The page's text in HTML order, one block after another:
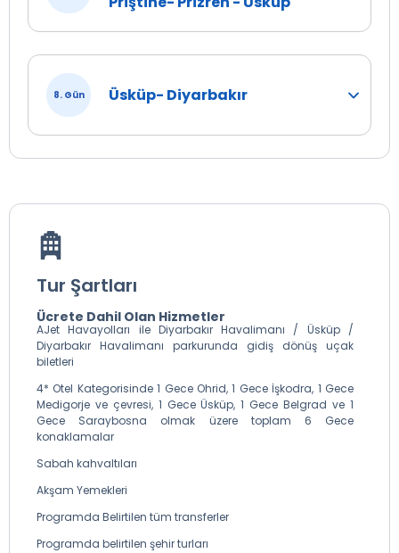
8. Gün Üsküp- Diyarbakır
Tur Şartları
Ücrete Dahil Olan Hizmetler
AJet Havayolları ile Diyarbakır Havalimanı / Üsküp /
Diyarbakır Havalimanı parkurunda gidiş dönüş uçak
biletleri
4* Otel Kategorisinde 1 Gece Ohrid, 1 Gece İşkodra, 1 Gece
Medigorje ve çevresi, 1 Gece Üsküp, 1 Gece Belgrad ve 1
Gece Saraybosna olmak üzere toplam 6 Gece
konaklamalar
Sabah kahvaltıları
Akşam Yemekleri
Programda Belirtilen tüm transferler
Programda belirtilen şehir turları